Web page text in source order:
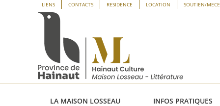
Panneau de gestion des cookies
LIENS CONTACTS RESIDENCE LOCATION SOUTIEN/
LA MAISON LOSSEAU INFOS PRATIQUES